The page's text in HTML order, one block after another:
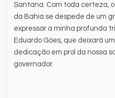
Santana. Com toda certeza,
da Bahia se despede de um
expressar a minha profunda
Eduardo Góes, que deixará
dedicação em prol da nossa
governador.